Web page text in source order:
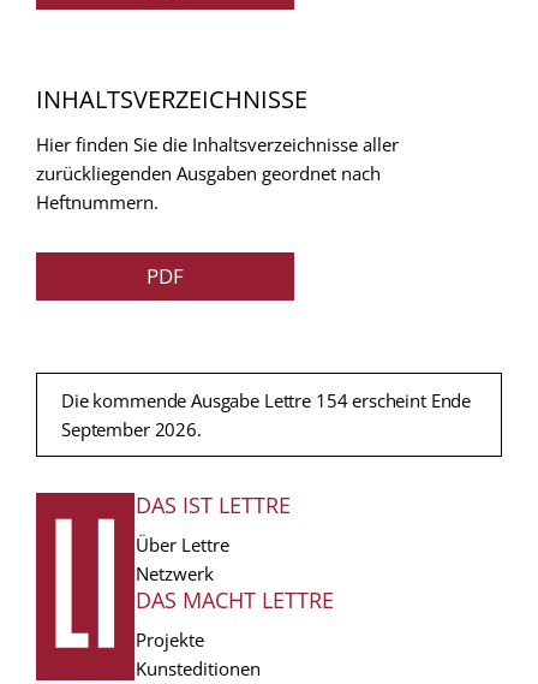
INHALTSVERZEICHNISSE
Hier finden Sie die Inhaltsverzeichnisse aller
zurückliegenden Ausgaben geordnet nach
Heftnummern.
PDF
Die kommende Ausgabe Lettre 154 erscheint Ende
September 2026.
FUSSZEILE
DAS IST LETTRE
Über Lettre
Netzwerk
DAS MACHT LETTRE
Projekte
Kunsteditionen